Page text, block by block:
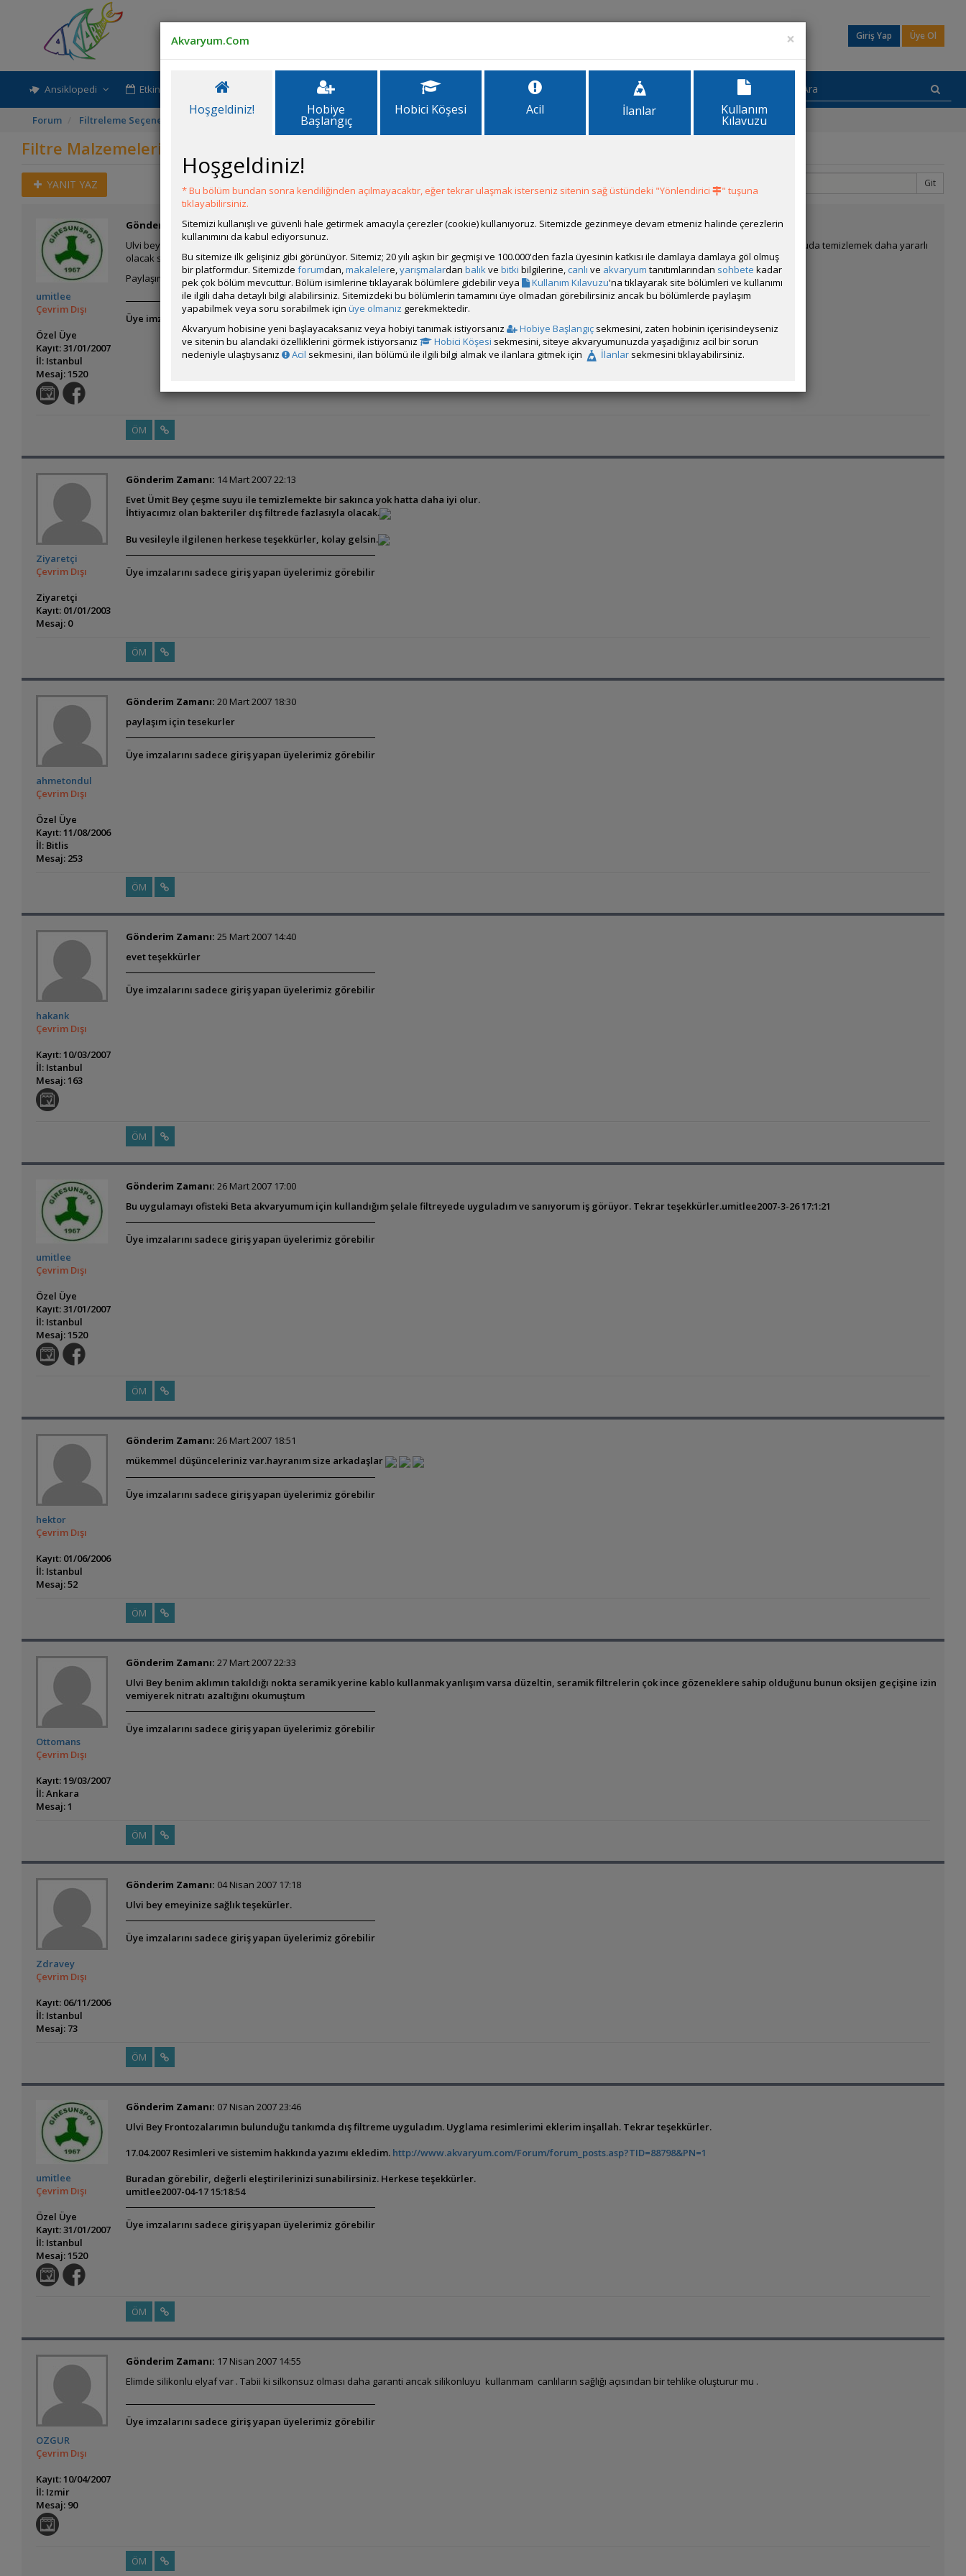
Giriş Yap Üye Ol
Ansiklopedi Etkinlik-Paylaşım İlanlar Forum
Forum Filtreleme Seçenekleri Filtre Malzemelerini Ucuza Temin Etmek
Filtre Malzemelerini Ucuza Temin Etmek
YANIT YAZ Git
umitlee
Çevrim Dışı
Özel Üye
Kayıt: 31/01/2007
İl: Istanbul
Mesaj: 1520
Gönderim Zamanı: 14 Mart 2007 18:46
Ulvi bey ön filtre tavsiyenizin gerçekten çok etkili olacağını düşünüyorum. Ancak dediğiniz gibi sık sık ön filtreyi temizlemekte yarar var. Vede özellikle akan suda temizlemek daha yararlı
olacak sanırım. Çünkü burada bir kolonileşme olmamalı bakteri kolonilerimiz gerçek filtremiz içerisinde olmalı..
Paylaşımınız için teşekkürler. Ümit.
Üye imzalarını sadece giriş yapan üyelerimiz görebilir
ÖM
Ziyaretçi
Çevrim Dışı
Ziyaretçi
Kayıt: 01/01/2003
Mesaj: 0
Gönderim Zamanı: 14 Mart 2007 22:13
Evet Ümit Bey çeşme suyu ile temizlemekte bir sakınca yok hatta daha iyi olur.
İhtiyacımız olan bakteriler dış filtrede fazlasıyla olacak.
Bu vesileyle ilgilenen herkese teşekkürler, kolay gelsin.
Üye imzalarını sadece giriş yapan üyelerimiz görebilir
ÖM
ahmetondul
Çevrim Dışı
Özel Üye
Kayıt: 11/08/2006
İl: Bitlis
Mesaj: 253
Gönderim Zamanı: 20 Mart 2007 18:30
paylaşım için tesekurler
Üye imzalarını sadece giriş yapan üyelerimiz görebilir
ÖM
hakank
Çevrim Dışı
Kayıt: 10/03/2007
İl: Istanbul
Mesaj: 163
Gönderim Zamanı: 25 Mart 2007 14:40
evet teşekkürler
Üye imzalarını sadece giriş yapan üyelerimiz görebilir
ÖM
umitlee
Çevrim Dışı
Özel Üye
Kayıt: 31/01/2007
İl: Istanbul
Mesaj: 1520
Gönderim Zamanı: 26 Mart 2007 17:00
Bu uygulamayı ofisteki Beta akvaryumum için kullandığım şelale filtreyede uyguladım ve sanıyorum iş görüyor. Tekrar teşekkürler.umitlee2007-3-26 17:1:21
Üye imzalarını sadece giriş yapan üyelerimiz görebilir
ÖM
hektor
Çevrim Dışı
Kayıt: 01/06/2006
İl: Istanbul
Mesaj: 52
Gönderim Zamanı: 26 Mart 2007 18:51
mükemmel düşünceleriniz var.hayranım size arkadaşlar
Üye imzalarını sadece giriş yapan üyelerimiz görebilir
ÖM
Ottomans
Çevrim Dışı
Kayıt: 19/03/2007
İl: Ankara
Mesaj: 1
Gönderim Zamanı: 27 Mart 2007 22:33
Ulvi Bey benim aklımın takıldığı nokta seramik yerine kablo kullanmak yanlışım varsa düzeltin, seramik filtrelerin çok ince gözeneklere sahip olduğunu bunun oksijen geçişine izin
vemiyerek nitratı azaltığını okumuştum
Üye imzalarını sadece giriş yapan üyelerimiz görebilir
ÖM
Zdravey
Çevrim Dışı
Kayıt: 06/11/2006
İl: Istanbul
Mesaj: 73
Gönderim Zamanı: 04 Nisan 2007 17:18
Ulvi bey emeyinize sağlık teşekürler.
Üye imzalarını sadece giriş yapan üyelerimiz görebilir
ÖM
umitlee
Çevrim Dışı
Özel Üye
Kayıt: 31/01/2007
İl: Istanbul
Mesaj: 1520
Gönderim Zamanı: 07 Nisan 2007 23:46
Ulvi Bey Frontozalarımın bulunduğu tankımda dış filtreme uyguladım. Uyglama resimlerimi eklerim inşallah. Tekrar teşekkürler.
17.04.2007 Resimleri ve sistemim hakkında yazımı ekledim. http://www.akvaryum.com/Forum/forum_posts.asp?TID=88798&PN=1
Buradan görebilir, değerli eleştirilerinizi sunabilirsiniz. Herkese teşekkürler.
umitlee2007-04-17 15:18:54
Üye imzalarını sadece giriş yapan üyelerimiz görebilir
ÖM
OZGUR
Çevrim Dışı
Kayıt: 10/04/2007
İl: Izmir
Mesaj: 90
Gönderim Zamanı: 17 Nisan 2007 14:55
Elimde silikonlu elyaf var . Tabii ki silkonsuz olması daha garanti ancak silikonluyu kullanmam canlıların sağlığı açısından bir tehlike oluşturur mu .
Üye imzalarını sadece giriş yapan üyelerimiz görebilir
ÖM
×
Akvaryum.Com
Hoşgeldiniz! Hobiye
Başlangıç
Hobici Köşesi Acil İlanlar Kullanım
Kılavuzu
Hoşgeldiniz!
* Bu bölüm bundan sonra kendiliğinden açılmayacaktır, eğer tekrar ulaşmak isterseniz sitenin sağ üstündeki "Yönlendirici
" tuşuna
tıklayabilirsiniz.
Sitemizi kullanışlı ve güvenli hale getirmek amacıyla çerezler (cookie) kullanıyoruz. Sitemizde gezinmeye devam etmeniz halinde çerezlerin
kullanımını da kabul ediyorsunuz.
Bu sitemize ilk gelişiniz gibi görünüyor. Sitemiz; 20 yılı aşkın bir geçmişi ve 100.000'den fazla üyesinin katkısı ile damlaya damlaya göl olmuş
bir platformdur. Sitemizde forumdan,makalelere,yarışmalardan balıkve bitki bilgilerine, canlı ve akvaryum tanıtımlarından sohbete kadar
pek çok bölüm mevcuttur. Bölüm isimlerine tıklayarak bölümlere gidebilir veya
Kullanım Kılavuzu'na tıklayarak site bölümleri ve kullanımı
ile ilgili daha detaylı bilgi alabilirsiniz. Sitemizdeki bu bölümlerin tamamını üye olmadan görebilirsiniz ancak bu bölümlerde paylaşım
yapabilmek veya soru sorabilmek için üye olmanız gerekmektedir.
Akvaryum hobisine yeni başlayacaksanız veya hobiyi tanımak istiyorsanız
Hobiye Başlangıç sekmesini, zaten hobinin içerisindeyseniz
ve sitenin bu alandaki özelliklerini görmek istiyorsanız
Hobici Köşesi sekmesini, siteye akvaryumunuzda yaşadığınız acil bir sorun
nedeniyle ulaştıysanız
Acil sekmesini, ilan bölümü ile ilgili bilgi almak ve ilanlara gitmek için İlanlar sekmesini tıklayabilirsiniz.